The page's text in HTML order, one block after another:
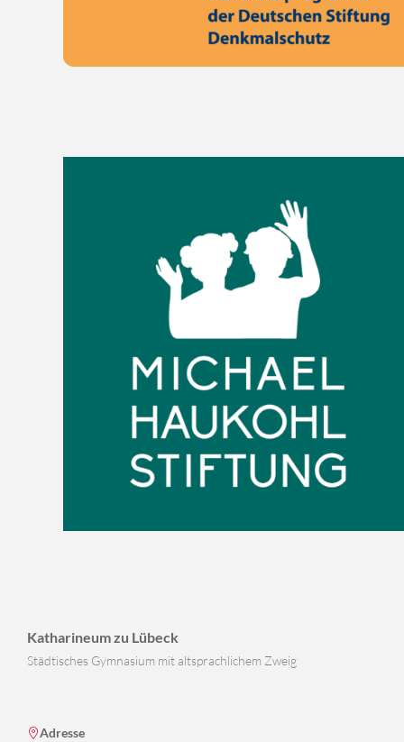
Katharineum zu Lübeck
Städtisches Gymnasium mit altsprachlichem Zweig
Adresse